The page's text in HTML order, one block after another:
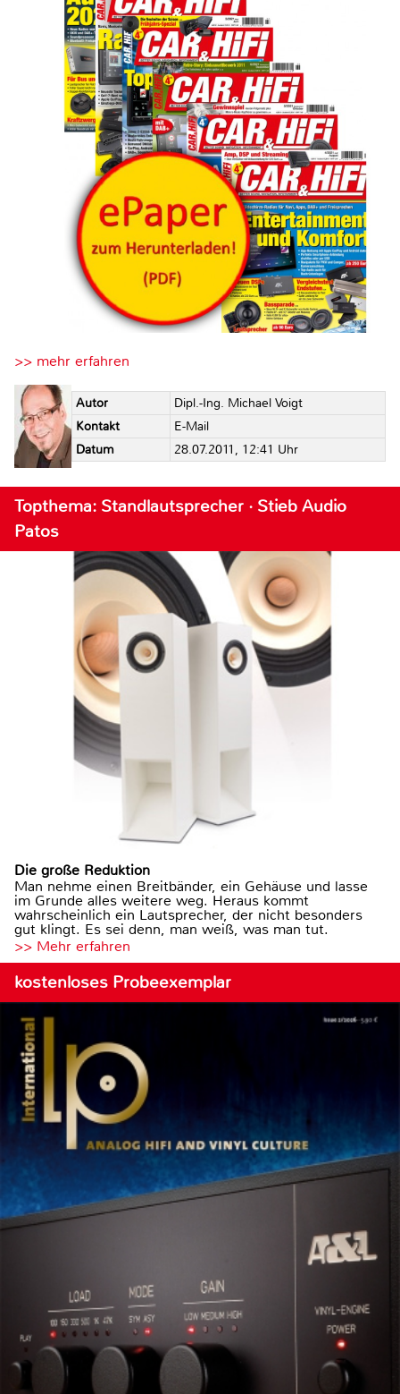
>> mehr erfahren
Autor
Dipl.-Ing. Michael Voigt
Kontakt
E-Mail
Datum
28.07.2011, 12:41 Uhr
Topthema: Standlautsprecher · Stieb Audio
Patos
Die große Reduktion
Man nehme einen Breitbänder, ein Gehäuse und lasse
im Grunde alles weitere weg. Heraus kommt
wahrscheinlich ein Lautsprecher, der nicht besonders
gut klingt. Es sei denn, man weiß, was man tut.
>> Mehr erfahren
kostenloses Probeexemplar